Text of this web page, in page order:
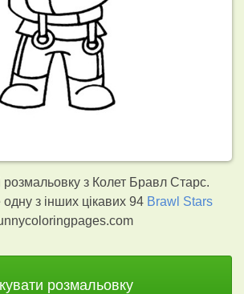
з Колет Бравл Старс.
з інших цікавих 94 Brawl Stars
розмальовку